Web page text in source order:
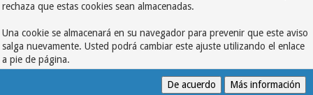
rechaza que estas cookies sean almacenadas.
Una cookie se almacenará en su navegador para prevenir que este aviso
salga nuevamente. Usted podrá cambiar este ajuste utilizando el enlace
a pie de página.